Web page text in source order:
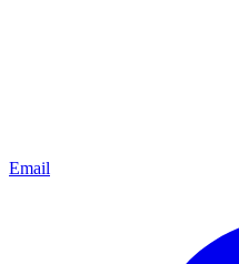
Email